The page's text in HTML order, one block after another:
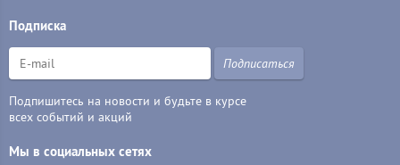
Подписка
Подписаться
Подпишитесь на новости и будьте в курсе
всех событий и акций
Мы в социальных сетях